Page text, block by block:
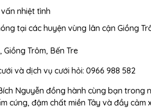
nhiệt tình
tại các huyện vùng lân cận Giồng
Trôm, Bến Tre
và dịch vụ cưới hỏi: 0966 988 582
Nguyễn đồng hành cùng bạn
cúng, đậm chất miền Tây và đầy cảm